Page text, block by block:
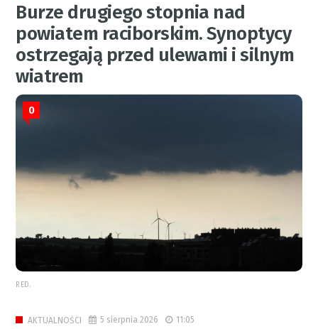
Burze drugiego stopnia nad
powiatem raciborskim. Synoptycy
ostrzegają przed ulewami i silnym
wiatrem
0
RED.
AKTUALNOŚCI 5 sierpnia 2026 11:05